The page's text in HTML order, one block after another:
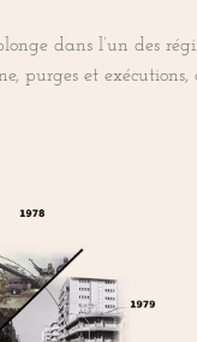
dans l’un des
purges et